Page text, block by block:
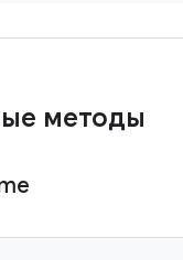
методы